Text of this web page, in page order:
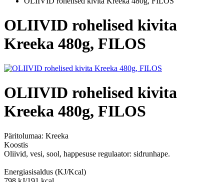
OLIIVID rohelised kivita
Kreeka 480g, FILOS
OLIIVID rohelised kivita
Kreeka 480g, FILOS
Päritolumaa: Kreeka
Koostis
Oliivid, vesi, sool, happesuse regulaator: sidrunhape.
Energiasisaldus (KJ/Kcal)